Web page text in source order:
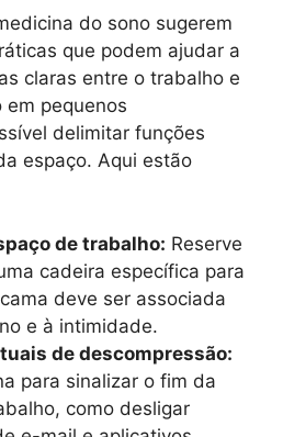
do sono sugerem
que podem ajudar a
claras entre o trabalho e
em pequenos
delimitar funções
espaço. Aqui estão
de trabalho: Reserve
cadeira específica para
deve ser associada
e à intimidade.
de descompressão:
para sinalizar o fim da
como desligar